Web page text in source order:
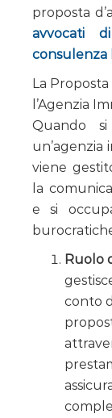
proposta
avvocati
consulenza
La
l’Agenzia
Quando
un’agenzia
viene
la
e si
Ruolo
conto